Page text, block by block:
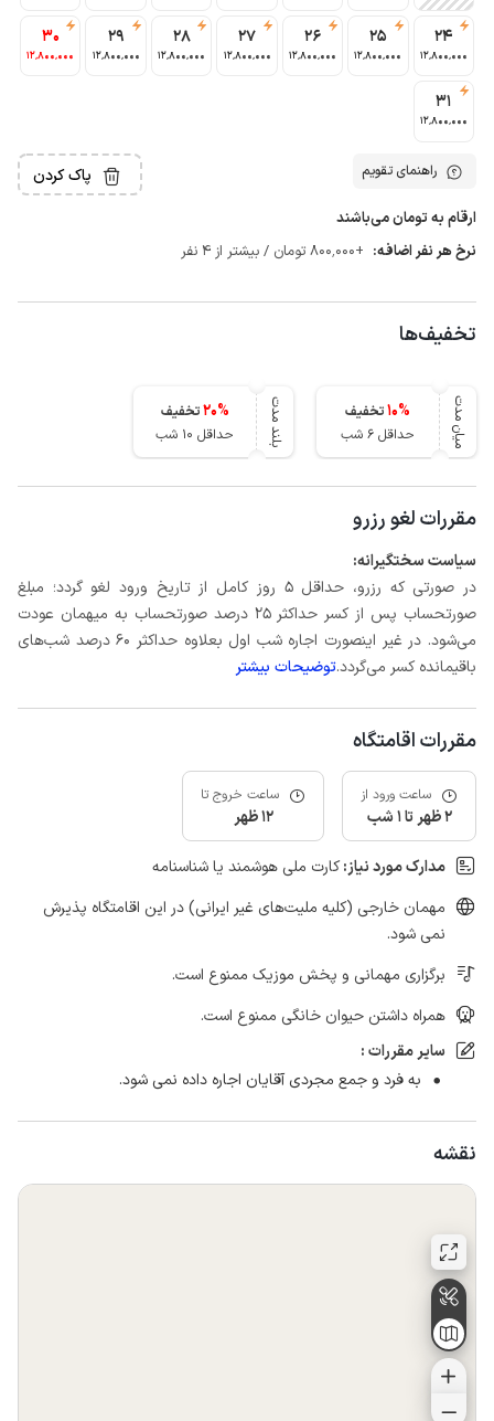
24
12٬800٬000
25
12٬800٬000
26
12٬800٬000
27
12٬800٬000
28
12٬800٬000
29
12٬800٬000
30
12٬800٬000
31
12٬800٬000
راهنمای تقویم پاک کردن
ارقام به تومان می‌باشند
نرخ هر نفر اضافه: +800٬000 تومان / بیشتر از 4 نفر
تخفیف‌ها
میان مدت 10%
تخفیف
حداقل 6 شب
بلند مدت 20%
تخفیف
حداقل 10 شب
مقررات لغو رزرو
سیاست سختگیرانه:
در صورتی که رزرو، حداقل 5 روز کامل از تاریخ ورود لغو گردد؛ مبلغ
صورتحساب پس از کسر حداکثر 25 درصد صورتحساب به میهمان عودت
می‌شود. در غیر اینصورت اجاره شب اول بعلاوه حداکثر 60 درصد شب‌های
باقیمانده کسر می‌گردد.توضیحات بیشتر
مقررات اقامتگاه
ساعت ورود از
2 ظهر تا 1 شب
ساعت خروج تا
12 ظهر
مدارک مورد نیاز:کارت ملی هوشمند یا شناسنامه
مهمان خارجی (کلیه ملیت‌های غیر ایرانی) در این اقامتگاه پذیرش
نمی شود.
برگزاری مهمانی و پخش موزیک ممنوع است.
همراه داشتن حیوان خانگی ممنوع است.
سایر مقررات :
به فرد و جمع مجردی آقایان اجاره داده نمی شود.
نقشه